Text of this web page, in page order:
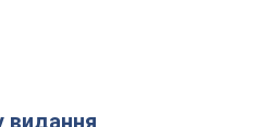
видання